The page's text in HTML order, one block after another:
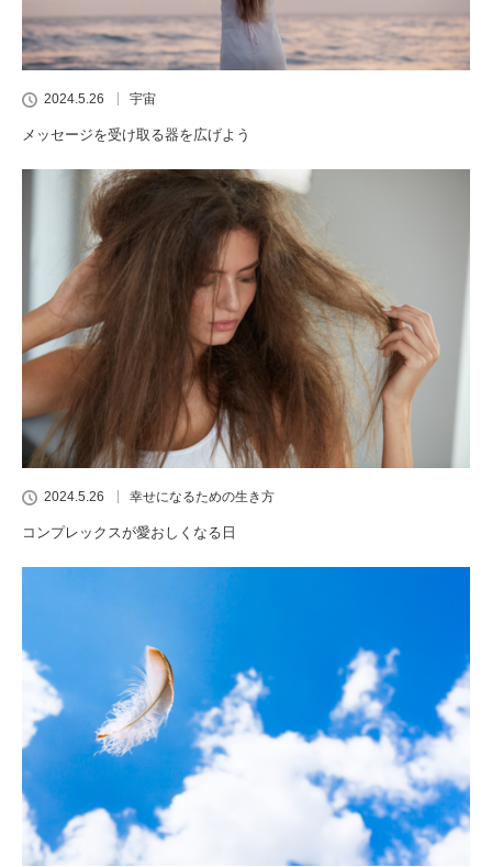
2024.5.26 宇宙
メッセージを受け取る器を広げよう
2024.5.26 幸せになるための生き方
コンプレックスが愛おしくなる日